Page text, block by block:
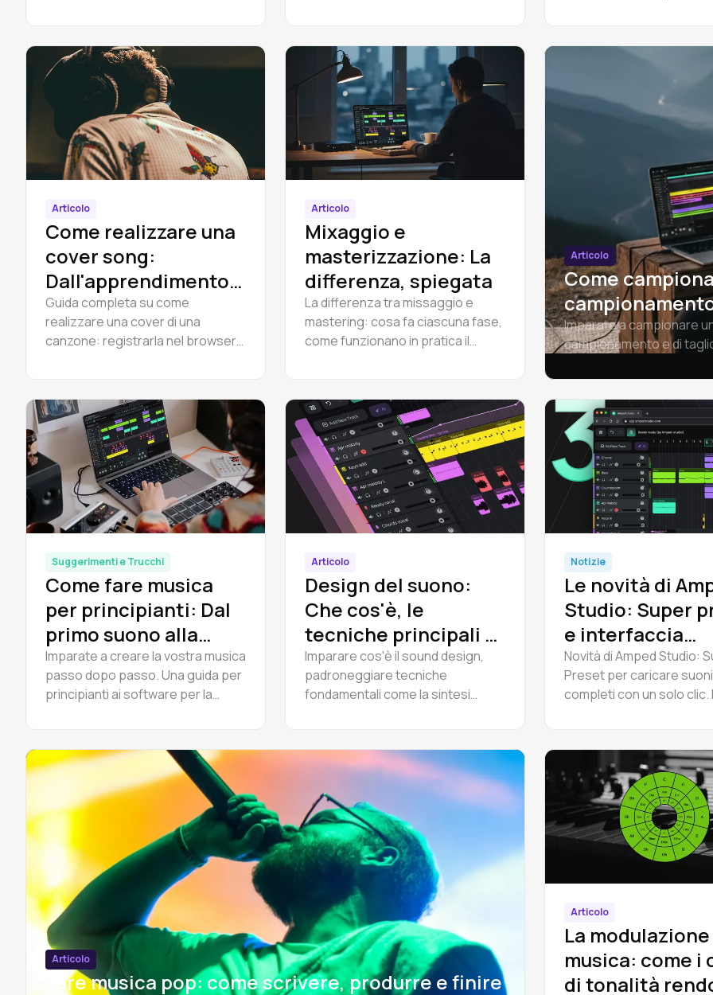
direttamente nel browser: non
serve scaricare né installare nulla.
kick. Gratis, nel vostro browser.
una catena vocale di
Articolo
Come realizzare una
cover song:
Dall'apprendimento
delle parti alla
pubblicazione legale
Guida completa su come
realizzare una cover di una
canzone: registrarla nel browser
legalmente su Spotify.
Articolo
Mixaggio e
masterizzazione: La
differenza, spiegata
La differenza tra missaggio e
mastering: cosa fa ciascuna fase,
come funzionano in pratica il
specialista.
Articolo
Come
Imparate a campionare
campionamento e di
Suggerimenti e Trucchi
Come fare musica
per principianti: Dal
primo suono alla
traccia finita
Imparate a creare la vostra musica
passo dopo passo. Una guida per
principianti ai software per la
iniziare a fare musica a casa -
gratuitamente.
Articolo
Design del suono:
Che cos'è, le
tecniche principali e
come iniziare
Imparare cos'è il sound design,
padroneggiare tecniche
fondamentali come la sintesi
flusso di lavoro pratico per
iniziare.
Notizie
Le novità di
Studio: Super
e interfaccia
ridisegnata
Novità di Amped Studio:
Preset per caricare suoni
completi con un solo clic.
tracce e un'interfaccia
Articolo
Fare musica pop: come scrivere, produrre e finire
Articolo
La
musica: come i
di tonalità